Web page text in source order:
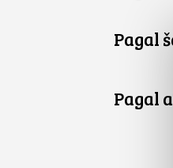
Pagal
Pagal